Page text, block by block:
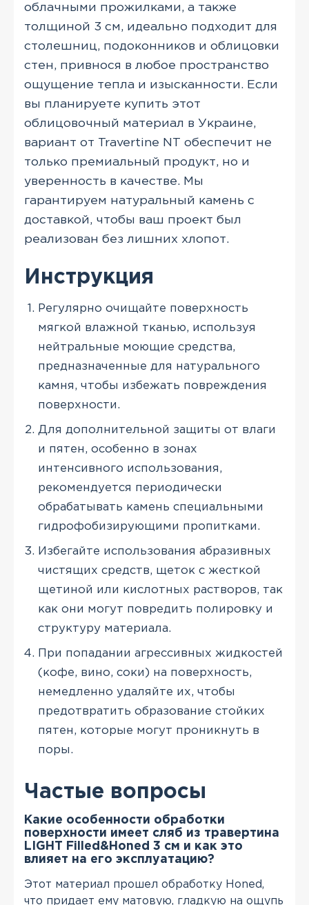
облачными прожилками, а также
толщиной 3 см, идеально подходит для
столешниц, подоконников и облицовки
стен, привнося в любое пространство
ощущение тепла и изысканности. Если
вы планируете купить этот
облицовочный материал в Украине,
вариант от Travertine NT обеспечит не
только премиальный продукт, но и
уверенность в качестве. Мы
гарантируем натуральный камень с
доставкой, чтобы ваш проект был
реализован без лишних хлопот.
Инструкция
Регулярно очищайте поверхность
мягкой влажной тканью, используя
нейтральные моющие средства,
предназначенные для натурального
камня, чтобы избежать повреждения
поверхности.
Для дополнительной защиты от влаги
и пятен, особенно в зонах
интенсивного использования,
рекомендуется периодически
обрабатывать камень специальными
гидрофобизирующими пропитками.
Избегайте использования абразивных
чистящих средств, щеток с жесткой
щетиной или кислотных растворов, так
как они могут повредить полировку и
структуру материала.
При попадании агрессивных жидкостей
(кофе, вино, соки) на поверхность,
немедленно удаляйте их, чтобы
предотвратить образование стойких
пятен, которые могут проникнуть в
поры.
Частые вопросы
Какие особенности обработки
поверхности имеет сляб из травертина
LIGHT Filled&Honed 3 см и как это
влияет на его эксплуатацию?
Этот материал прошел обработку Honed,
что придает ему матовую, гладкую на ощупь